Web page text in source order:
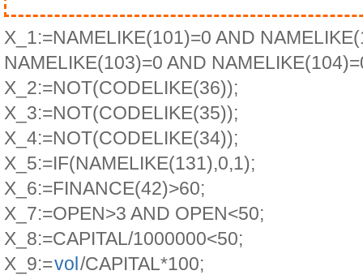
X_1:=NAMELIKE(101)=0 AND
NAMELIKE(103)=0 AND
X_2:=NOT(CODELIKE(36));
X_3:=NOT(CODELIKE(35));
X_4:=NOT(CODELIKE(34));
X_5:=IF(NAMELIKE(131),0,1);
X_6:=FINANCE(42)>60;
X_7:=OPEN>3 AND OPEN<50;
X_8:=CAPITAL/1000000<50;
X_9:=vol/CAPITAL*100;